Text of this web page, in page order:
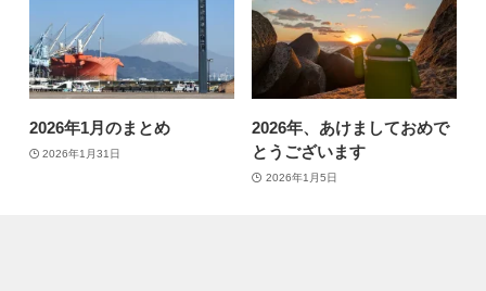
2026年1月のまとめ
2026年1月31日
2026年、あけましておめで
とうございます
2026年1月5日